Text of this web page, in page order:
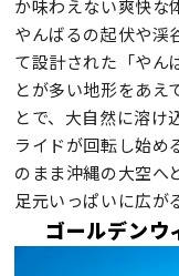
か味わえない爽快な
やんばるの起伏や渓
て設計された「やん
とが多い地形をあえ
とで、大自然に溶け
ライドが回転し始め
のまま沖縄の大空へ
足元いっぱいに広が
ゴールデンウ